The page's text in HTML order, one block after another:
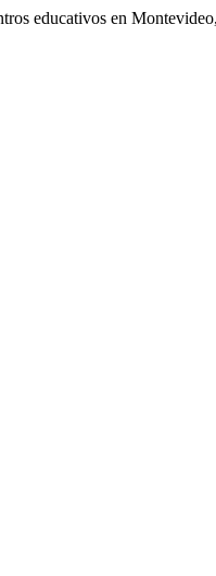
educativos en